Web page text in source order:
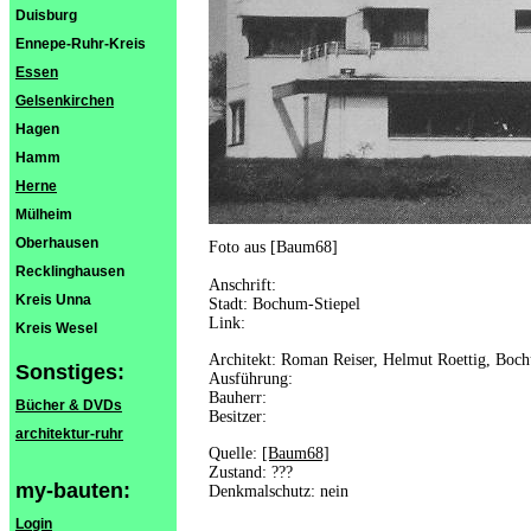
Duisburg
Ennepe-Ruhr-Kreis
Essen
Gelsenkirchen
Hagen
Hamm
Herne
Mülheim
Oberhausen
Recklinghausen
Kreis Unna
Kreis Wesel
Sonstiges:
Bücher & DVDs
architektur-ruhr
my-bauten:
Login
Foto aus [Baum68]
Anschrift:
Stadt: Bochum-Stiepel
Link:
Architekt: Roman Reiser, Helmut Roettig,
Ausführung:
Bauherr:
Besitzer:
Quelle: [Baum68]
Zustand: ???
Denkmalschutz: nein